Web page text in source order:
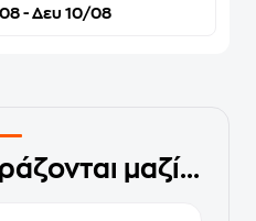
- Δευ 10/08
μαζί...